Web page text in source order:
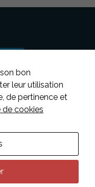
bon
leur utilisation
de pertinence et
de cookies
au
que
puissions
la
du
Web, en
dont
site Web